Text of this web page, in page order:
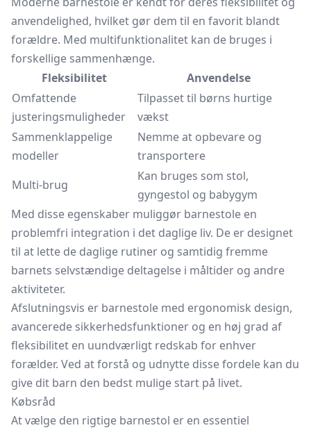
anvendelighed, hvilket gør dem til en favorit blandt
forældre. Med multifunktionalitet kan de bruges i
forskellige sammenhænge.
Fleksibilitet
Anvendelse
Omfattende
justeringsmuligheder
Tilpasset til børns hurtige
vækst
Sammenklappelige
modeller
Nemme at opbevare og
transportere
Multi-brug
Kan bruges som stol,
gyngestol og babygym
Med disse egenskaber muliggør barnestole en
problemfri integration i det daglige liv. De er designet
til at lette de daglige rutiner og samtidig fremme
barnets selvstændige deltagelse i måltider og andre
aktiviteter.
Afslutningsvis er barnestole med ergonomisk design,
avancerede sikkerhedsfunktioner og en høj grad af
fleksibilitet en uundværligt redskab for enhver
forælder. Ved at forstå og udnytte disse fordele kan du
give dit barn den bedst mulige start på livet.
Købsråd
At vælge den rigtige barnestol er en essentiel